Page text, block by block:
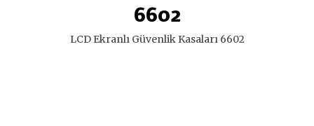
6602
LCD Ekranlı Güvenlik Kasaları 6602